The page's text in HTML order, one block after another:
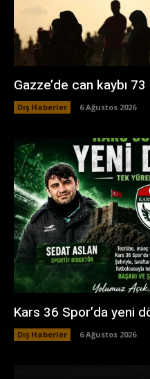
Gazze’de can kaybı
Dış Haberler 6 Ağustos 2026
Kars 36 Spor’da yeni
Dış Haberler 6 Ağustos 2026